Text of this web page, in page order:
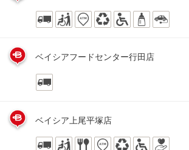
ベイシアフードセンター行田店
ベイシア上尾平塚店